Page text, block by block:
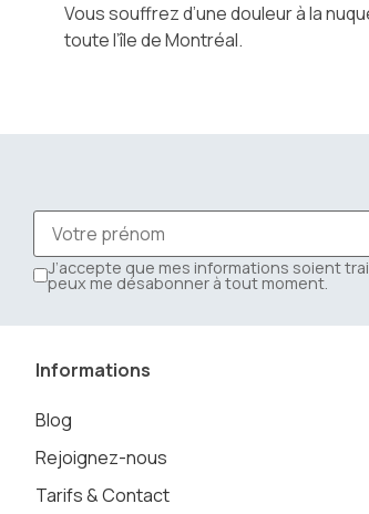
Vous souffrez d’une douleur à la
toute l’île de Montréal.
J’accepte que mes informations soient
peux me désabonner à tout moment.
Informations
Blog
Rejoignez-nous
Tarifs & Contact